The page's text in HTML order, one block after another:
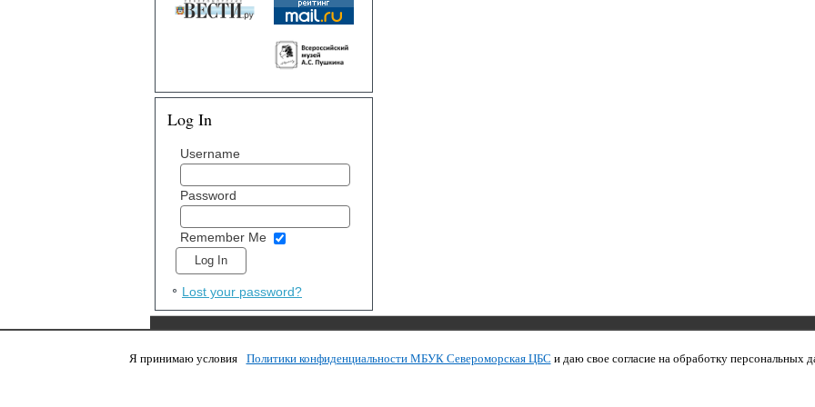
Log In
Username
Password
Remember Me
Lost your password?
Copyright © 2011 МБУК СЦБС
Я принимаю условия
Политики конфиденциальности МБУК Североморская ЦБС и даю свое согласие на обработку персональных